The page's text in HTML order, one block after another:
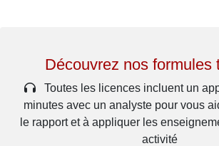
Découvrez nos formules
Toutes les licences incluent un
minutes avec un analyste pour vous
le rapport et à appliquer les
activité